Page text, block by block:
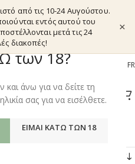
των 18?
και άνω για να δείτε τη
σας για να εισέλθετε.
ΕΊΜΑΙ ΚΆΤΩ ΤΩΝ 18
από τις 10-24 Αυγούστου.
εντός αυτού του
μετά τις 24
διακοπές!
×
EL FR
“BLOOD SUGAR”